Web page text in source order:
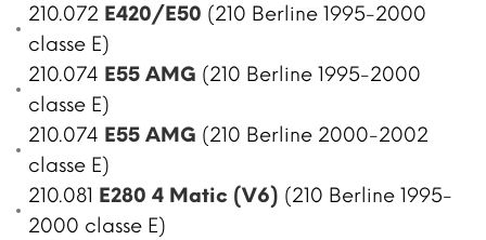
210.072 E420/E50 (210 Berline 1995-2000
classe E)
210.074 E55 AMG (210 Berline 1995-2000
classe E)
210.074 E55 AMG (210 Berline 2000-2002
classe E)
210.081 E280 4 Matic (V6) (210 Berline 1995-
2000 classe E)